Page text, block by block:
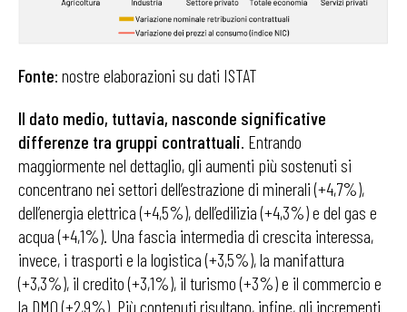
Fonte: nostre elaborazioni su dati ISTAT
Il dato medio, tuttavia, nasconde significative
differenze tra gruppi contrattuali. Entrando
maggiormente nel dettaglio, gli aumenti più sostenuti si
concentrano nei settori dell’estrazione di minerali (+4,7%),
dell’energia elettrica (+4,5%), dell’edilizia (+4,3%) e del gas e
acqua (+4,1%). Una fascia intermedia di crescita interessa,
invece, i trasporti e la logistica (+3,5%), la manifattura
(+3,3%), il credito (+3,1%), il turismo (+3%) e il commercio e
la DMO (+2,9%). Più contenuti risultano, infine, gli incrementi